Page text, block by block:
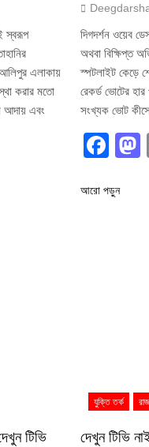
স্বরূপ
এলাকায়
করার মতো
আদায় এবং
দিগদর্শন ওয়েব
অথবা বিক্ষিপ্ত
স্পটলাইট কেড়ে
রেকর্ড ভোটের
সংখ্যক ভোট
আরো পড়ুন
টিভি
যুক্তি তর্ক
দেখুন টিভি